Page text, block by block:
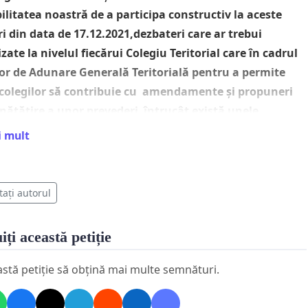
noastră de a participa constructiv la aceste
din data de 17.12.2021,dezbateri care ar trebui
la nivelul fiecărui Colegiu Teritorial care în cadrul
de Adunare Generală Teritorială pentru a permite
să contribuie cu amendamente și propuneri
acest noul Cod care ar putea influența negativ pe
este una dintre cele mai importante
și totodată responsabilitate,la fel obligațiile
dar și cu autoritățile statului. Pentru acest fapt,
în considerare că în ultimii 2 ani am avut parte de multe
mult
autorul
această petiție
petiție să obțină mai multe semnături.